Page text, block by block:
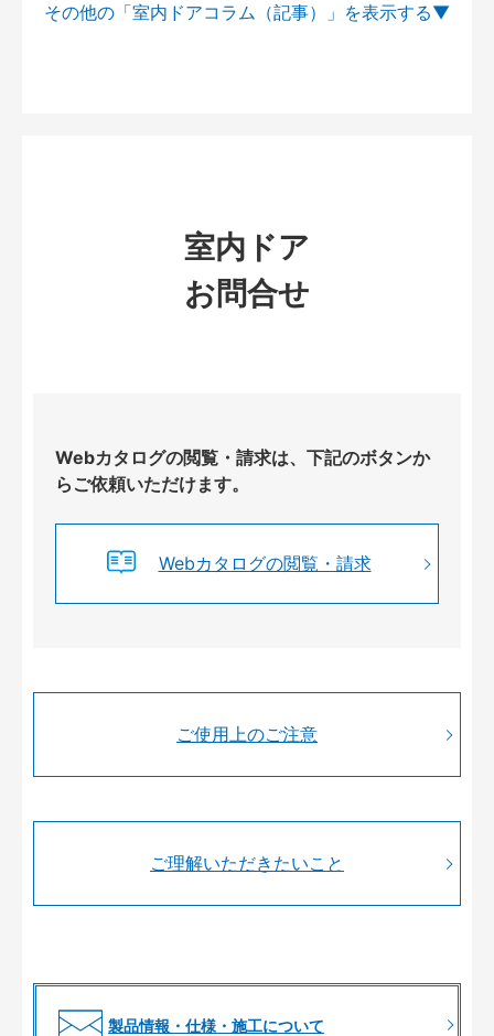
その他の「室内ドアコラム（記事）」を
室内ドア
お問合せ
Webカタログの閲覧・請求は、下記のボタンか
らご依頼いただけます。
Webカタログの閲覧・請求
ご使用上のご注意
ご理解いただきたいこと
製品情報・仕様・施工について